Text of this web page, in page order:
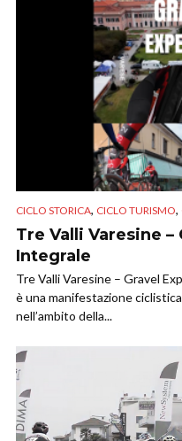
CICLO STORICA, CICLO TURISMO,
Tre Valli Varesine
Integrale
Tre Valli Varesine – Gravel
è una manifestazione
nell’ambito della...